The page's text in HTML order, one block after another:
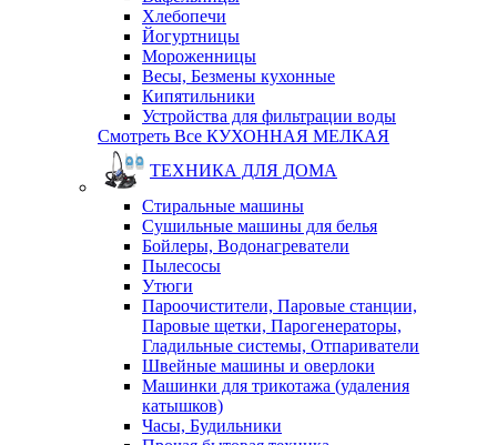
Хлебопечи
Йогуртницы
Мороженницы
Весы, Безмены кухонные
Кипятильники
Устройства для фильтрации воды
Смотреть Все КУХОННАЯ МЕЛКАЯ
ТЕХНИКА ДЛЯ ДОМА
Стиральные машины
Сушильные машины для белья
Бойлеры, Водонагреватели
Пылесосы
Утюги
Пароочистители, Паровые станции,
Паровые щетки, Парогенераторы,
Гладильные системы, Отпариватели
Швейные машины и оверлоки
Машинки для трикотажа (удаления
катышков)
Часы, Будильники